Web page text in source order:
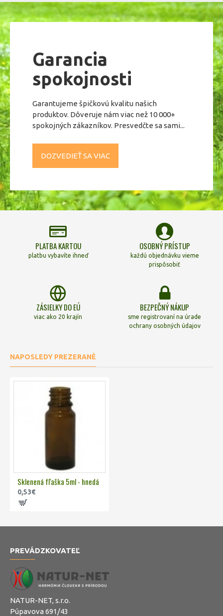
Garancia
spokojnosti
Garantujeme špičkovú kvalitu našich
produktov. Dôveruje nám viac než 10 000+
spokojných zákazníkov. Presvedčte sa sami...
DOZVEDIEŤ SA VIAC
PLATBA KARTOU
platbu vybavíte ihneď
OSOBNÝ PRÍSTUP
každú objednávku vieme
prispôsobiť
ZÁSIELKY DO EÚ
viac ako 20 krajín
BEZPEČNÝ NÁKUP
sme registrovaní na úrade
ochrany osobných údajov
NAPOSLEDY PREZERANÉ
Sklenená fľaška 5ml - hnedá
0,53€
PREVÁDZKOVATEĽ
NATUR-NET, s.r.o.
Púpavova 691/43